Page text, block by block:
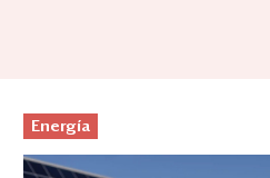
Energía